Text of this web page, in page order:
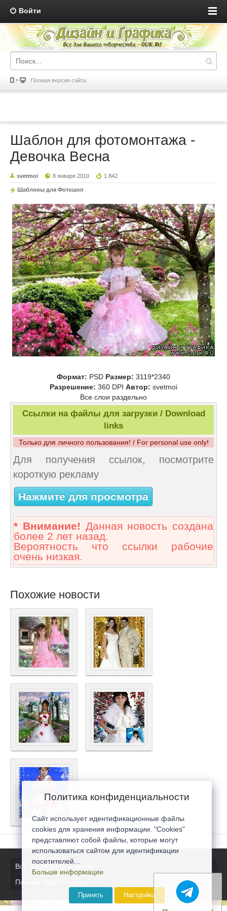
Войти
Полная версия сайта
Шаблон для фотомонтажа -
Девочка Весна
svetmoi 8 января 2010 1 842
Шаблоны для Фотошоп
Формат: PSD Размер: 3119*2340
Разрешение: 360 DPI Автор: svetmoi
Все слои раздельно
Ссылки на файлы для загрузки / Download
links
Только для личного пользования! / For personal use only!
Для получения ссылок, посмотрите
короткую рекламу
Нажмите для просмотра
* Внимание! Данная новость создана
более 2 лет назад.
Вероятность что ссылки рабочие
очень низкая.
Похожие новости
Все последние новости
Полная версия сайта
Политика конфиденциальности
Сайт использует идентификационные файлы
cookies для хранения информации. "Cookies"
представляют собой файлы, которые могут
использоваться сайтом для идентификации
посетителей...
Больше информации
Принять Настройка